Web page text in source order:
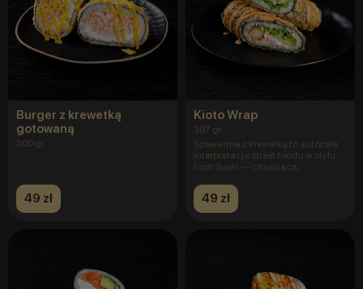
Burger z krewetką
gotowaną
300 gr.
49 zł
Kioto Wrap
397 gr.
Szawarma z krewetką to autorska
interpretacja street foodu w stylu
Icon Sushi — chrupiąca,
49 zł